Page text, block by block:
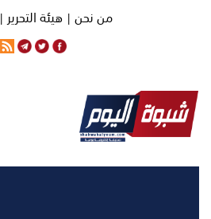
من نحن |هيئة التحرير |